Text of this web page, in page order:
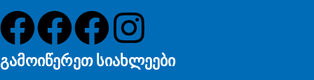
გამოიწერეთ სიახლეები